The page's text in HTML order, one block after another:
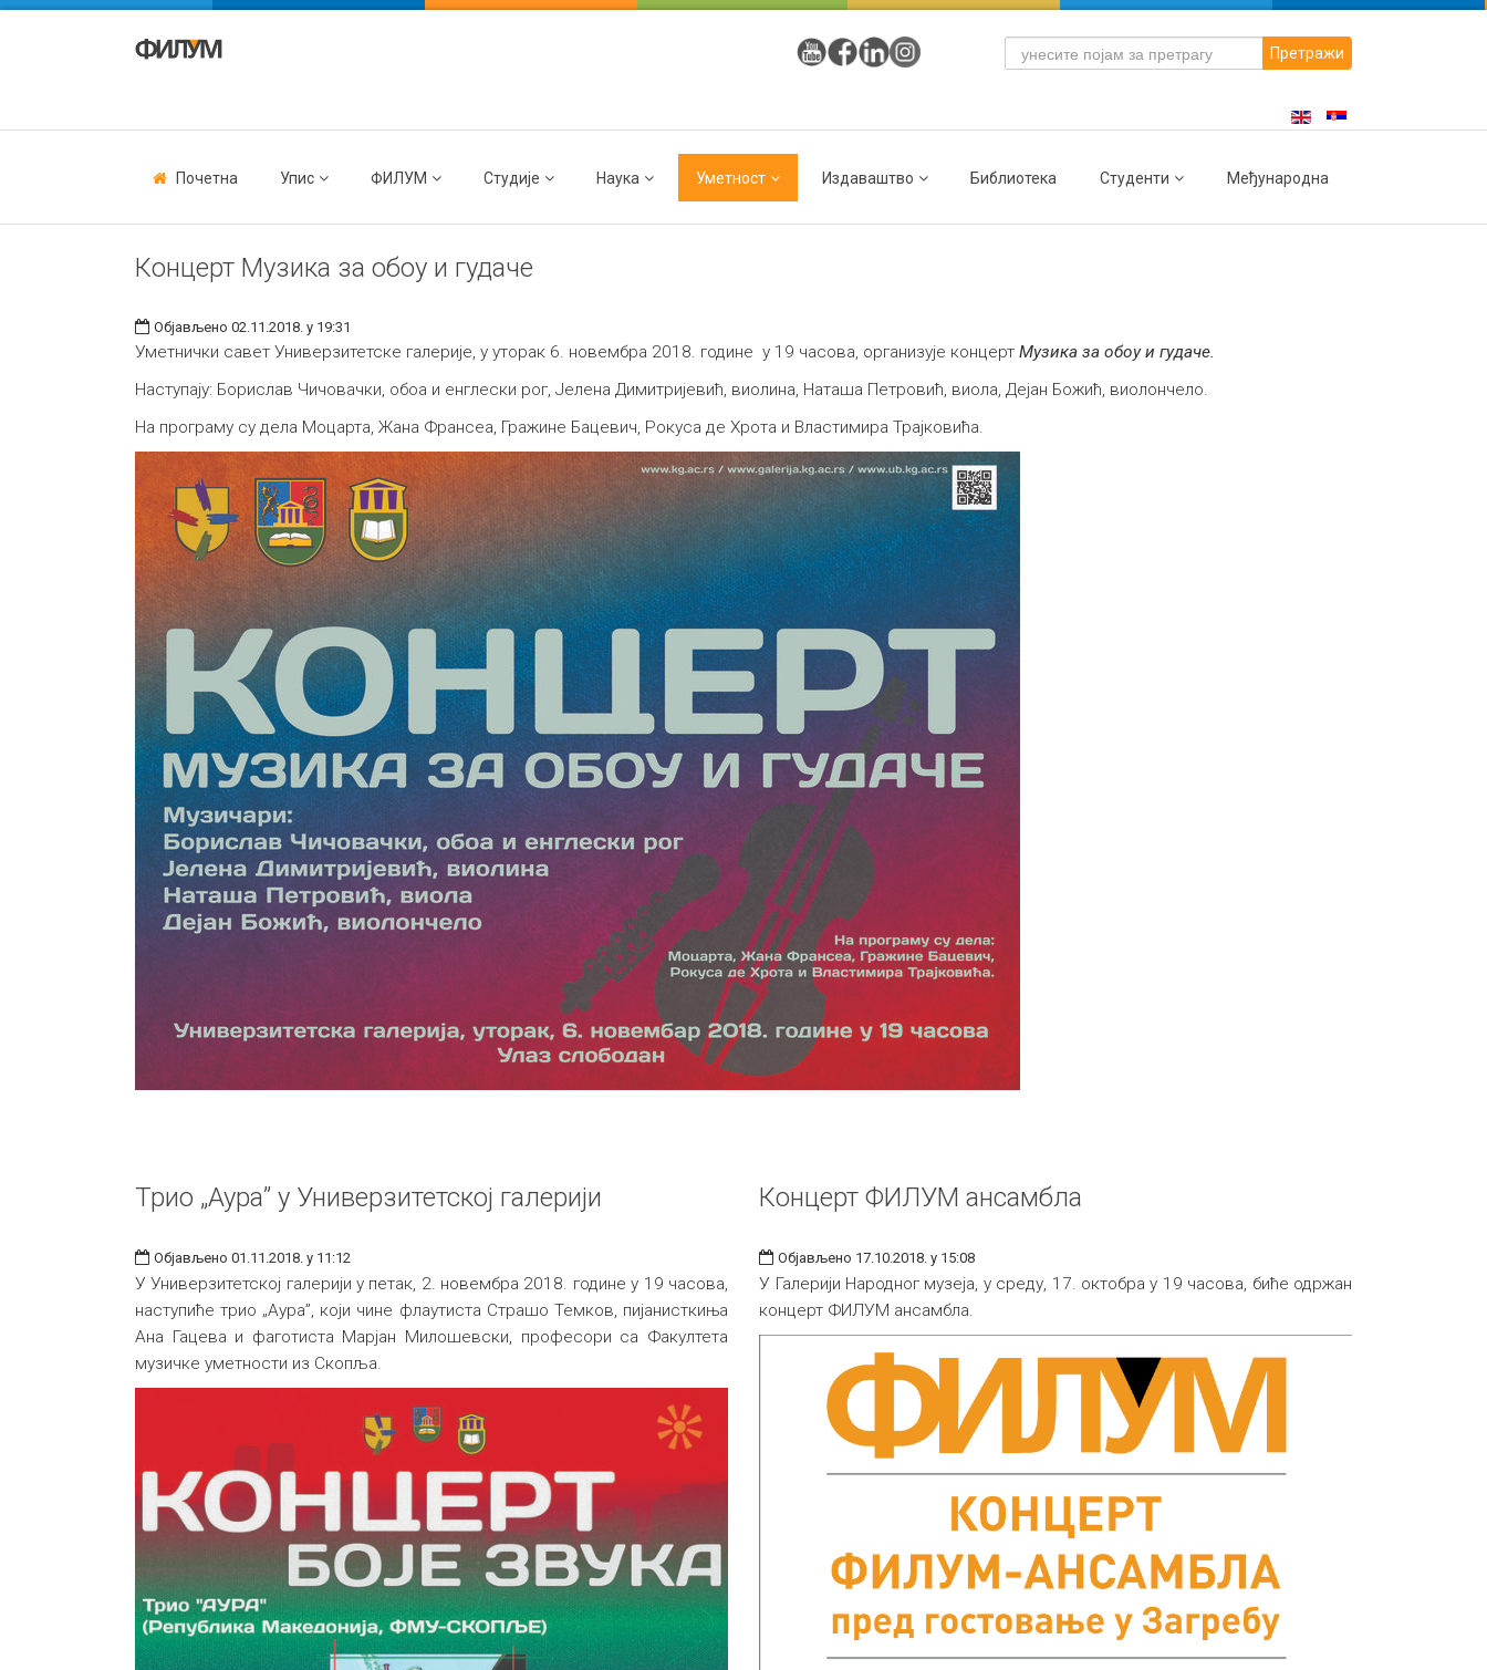
Претражи
Почетна Упис ФИЛУМ Студије Наука Уметност Издаваштво Библиотека Студенти Међународна
Концерт Музика за обоу и гудаче
Објављено 02.11.2018. у 19:31
Уметнички савет Универзитетске галерије, у уторак 6. новембра 2018. године у 19 часова, организује концерт Музика за обоу и гудаче.
Наступају: Борислав Чичовачки, обоа и енглески рог, Јелена Димитријевић, виолина, Наташа Петровић, виола, Дејан Божић, виолончело.
На програму су дела Моцарта, Жана Франсеа, Гражине Бацевич, Рокуса де Хрота и Властимира Трајковића.
Трио „Аура” у Универзитетској галерији
Објављено 01.11.2018. у 11:12
У Универзитетској галерији у петак, 2. новембра 2018. године у 19 часова,
наступиће трио „Аура”, који чине флаутиста Страшо Темков, пијанисткиња
Ана Гацева и фаготиста Марјан Милошевски, професори са Факултета
музичке уметности из Скопља.
Концерт ФИЛУМ ансамбла
Објављено 17.10.2018. у 15:08
У Галерији Народног музеја, у среду, 17. октобра у 19 часова, биће одржан
концерт ФИЛУМ ансамбла.